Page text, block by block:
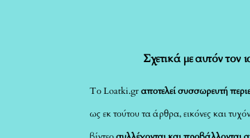
Σχετικά με αυτόν τον
Το Loatki.grαποτελεί συσσωρευτή
ως εκ τούτου τα άρθρα, εικόνες και